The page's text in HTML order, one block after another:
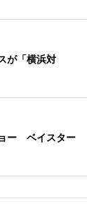
が「横浜対
ー ベイスター